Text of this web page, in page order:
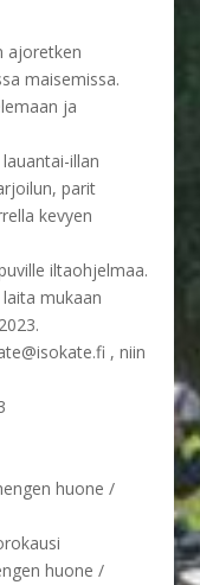
ajoretken
maisemissa.
ja
illan
parit
kevyen
iltaohjelmaa.
mukaan
, niin
huone /
huone /